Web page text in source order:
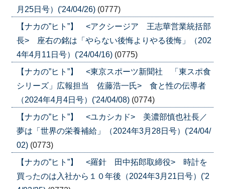
月25日号）('24/04/26) (0777)
【ナカの”ヒト”】 <アクシージア 王志華営業統括部
長> 座右の銘は「やらない後悔よりやる後悔」（202
4年4月11日号）('24/04/16) (0775)
【ナカの”ヒト”】 <東京スポーツ新聞社 「東スポ食
シリーズ」広報担当 佐藤浩一氏> 食と性の伝導者
（2024年4月4日号）('24/04/08) (0774)
【ナカの”ヒト”】 <ユカシカド> 美濃部慎也社長／
夢は「世界の栄養補給」（2024年3月28日号）('24/04/
02) (0773)
【ナカの”ヒト”】 <羅針 田中拓郎取締役> 時計を
買ったのは入社から１０年後（2024年3月21日号）('2